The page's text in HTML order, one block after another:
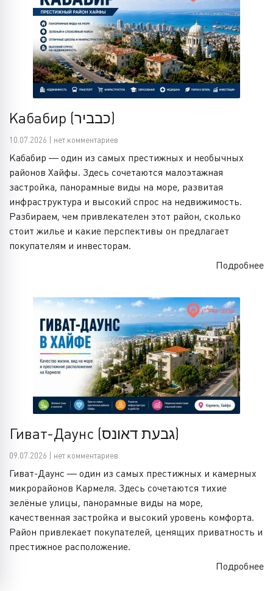
Кабабир (כבביר)
10.07.2026 | нет комментариев
Кабабир — один из самых престижных и необычных
районов Хайфы. Здесь сочетаются малоэтажная
застройка, панорамные виды на море, развитая
инфраструктура и высокий спрос на недвижимость.
Разбираем, чем привлекателен этот район, сколько
стоит жилье и какие перспективы он предлагает
покупателям и инвесторам.
Подробнее
Гиват-Даунс (גבעת דאונס)
09.07.2026 | нет комментариев
Гиват-Даунс — один из самых престижных и камерных
микрорайонов Кармеля. Здесь сочетаются тихие
зелёные улицы, панорамные виды на море,
качественная застройка и высокий уровень комфорта.
Район привлекает покупателей, ценящих приватность и
престижное расположение.
Подробнее